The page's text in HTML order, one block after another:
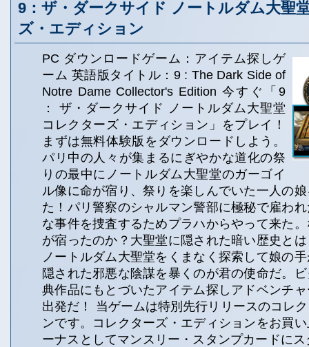
9：ザ・ダークサイド ノートルダム大聖
ズ・エディション
PC ダウンロードゲーム：アイテム探しゲ
ーム 英語版タイトル：9 : The Dark Side of
Notre Dame Collector's Edition 今すぐ「9
： ザ・ダークサイド ノートルダム大聖堂
コレクターズ・エディション」をプレイ！
まずは無料体験版をダウンロードしよう。
パリ中の人々が集まるにぎやかな道化の祭
りの最中にノートルダム大聖堂のガーゴイ
ル像に命が宿り、祭りを楽しんでいた一人の
た！パリ警察のシャルマン警部に極秘で雇わ
な事件を捜査するためプラハからやって来た
が宿ったのか？大聖堂に隠された暗い歴史と
ノートルダム大聖堂をくまなく探索して娘の
隠された邪悪な陰謀を暴くのが君の使命だ。
典作品にもとづいたアイテム探しアドベンチ
出発だ！ 当ゲームは特別先行リリースのコレ
ンです。コレクターズ・エディションをお買
ーナスとしてマンスリー・スタンプカードに